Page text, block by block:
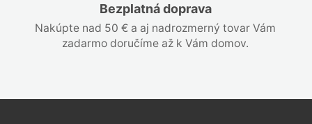
Bezplatná doprava
Nakúpte nad 50 € a aj nadrozmerný tovar Vám
zadarmo doručíme až k Vám domov.